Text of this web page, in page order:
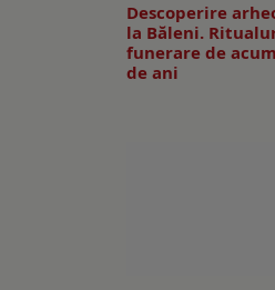
Descoperire
la Băleni.
funerare de
de ani